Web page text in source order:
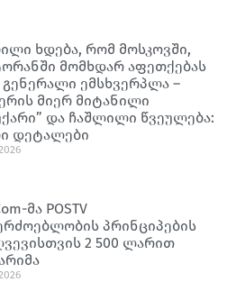
ხდება, რომ მოსკოვში,
მომხდარ აფეთქებას
გენერალი ემსხვერპლა –
მიერ მიტანილი
და ჩაშლილი წვეულება:
დეტალები
მა POSTV
პრინციპების
2 500 ლარით